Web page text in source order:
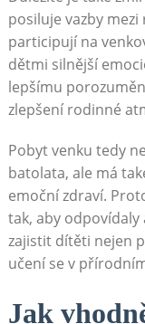
posiluje vazby
participují na
dětmi silnější
lepšímu
zlepšení rodinné
Pobyt venku tedy
batolata, ale má
emoční zdraví.
tak, aby
zajistit dítěti nejen
učení se v
Jak